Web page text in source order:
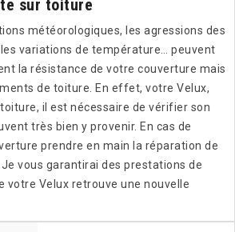
sur toiture
météorologiques, les agressions des
variations de température… peuvent
la résistance de votre couverture mais
de toiture. En effet, votre Velux,
il est nécessaire de vérifier son
très bien y provenir. En cas de
prendre en main la réparation de
vous garantirai des prestations de
votre Velux retrouve une nouvelle